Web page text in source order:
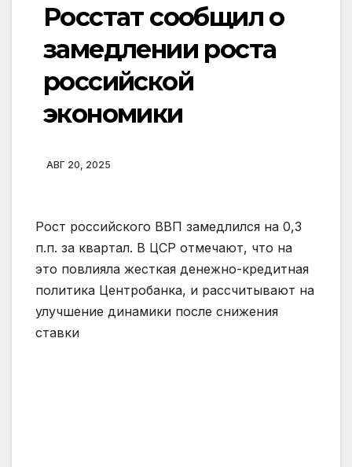
Росстат сообщил о
замедлении роста
российской
экономики
АВГ 20, 2025
Рост российского ВВП замедлился на 0,3
п.п. за квартал. В ЦСР отмечают, что на
это повлияла жесткая денежно-кредитная
политика Центробанка, и рассчитывают на
улучшение динамики после снижения
ставки